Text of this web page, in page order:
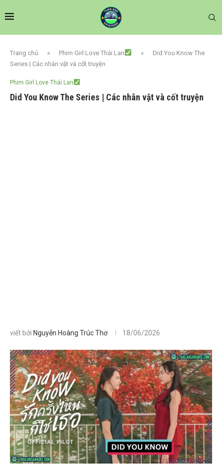
Trang chủ » Phim Girl Love Thái Lan »
Did You Know The
Series | Các nhân vật và cốt truyện
Phim Girl Love Thái Lan
Did You Know The Series | Các nhân vật và cốt truyện
viết bởi Nguyễn Hoàng Trúc Thơ 18/06/2026